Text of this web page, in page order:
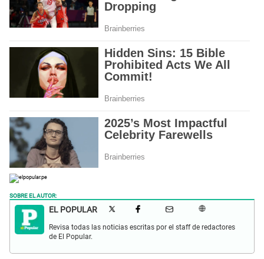
SOBRE EL AUTOR:
EL POPULAR
Revisa todas las noticias escritas por el staff de redactores
de El Popular.